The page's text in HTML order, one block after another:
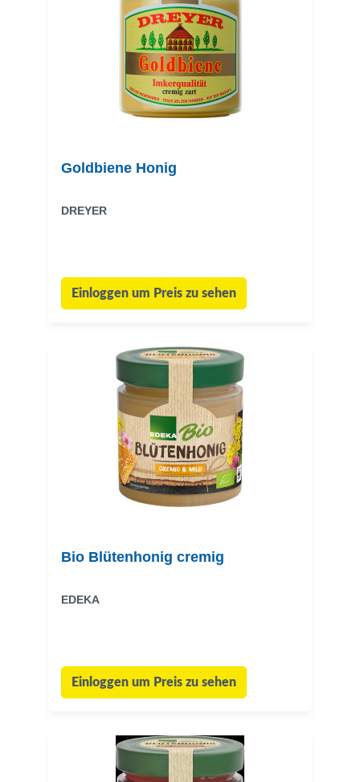
Goldbiene Honig
DREYER
Einloggen um Preis zu sehen
Bio Blütenhonig cremig
EDEKA
Einloggen um Preis zu sehen